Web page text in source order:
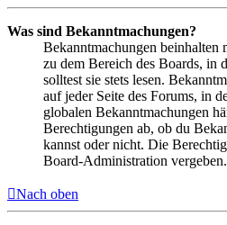
Was sind Bekanntmachungen?
Bekanntmachungen
zu dem Bereich des Boards, in
solltest sie stets lesen.
auf jeder Seite des Forums, in
globalen Bekanntmachungen
Berechtigungen ab, ob du
kannst oder nicht. Die
Board-Administration vergeben.
Nach oben